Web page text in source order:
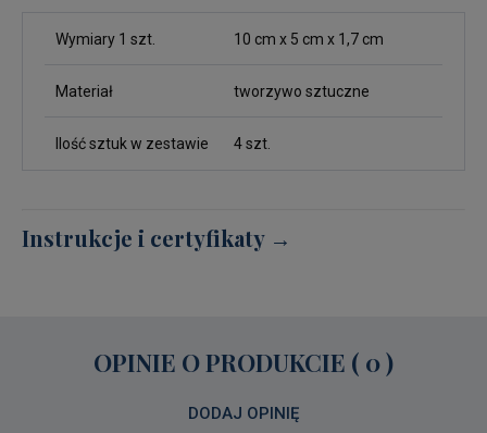
Wymiary 1 szt. 10 cm x 5 cm x 1,7 cm
Materiał tworzywo sztuczne
Ilość sztuk w zestawie 4 szt.
Instrukcje i certyfikaty →
OPINIE O PRODUKCIE ( 0 )
DODAJ OPINIĘ